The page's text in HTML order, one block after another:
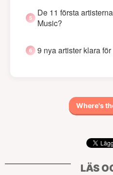
De 11 första
Music?
9 nya artister klara
Where's
LÄS